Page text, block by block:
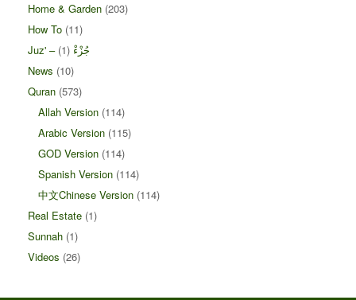
Home & Garden (203)
How To (11)
Juz' – جُزْءْ (1)
News (10)
Quran (573)
Allah Version (114)
Arabic Version (115)
GOD Version (114)
Spanish Version (114)
中文Chinese Version (114)
Real Estate (1)
Sunnah (1)
Videos (26)